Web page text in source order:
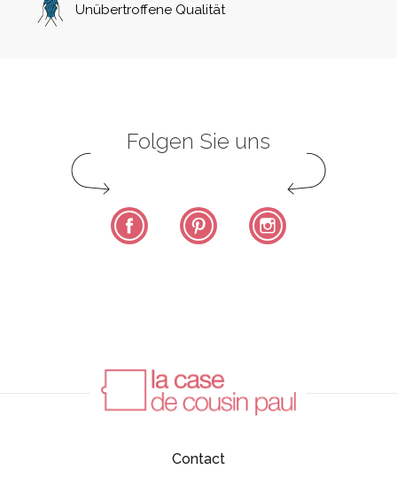
Unübertroffene Qualität
Folgen Sie uns
Facebook Pinterest
Contact